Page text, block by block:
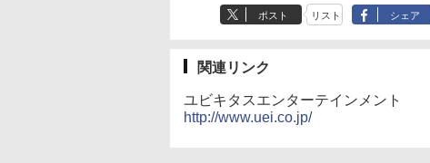
ポスト リスト シェア
関連リンク
ユビキタスエンターテインメント
http://www.uei.co.jp/